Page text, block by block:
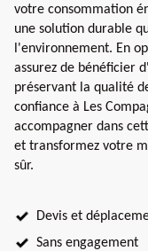
votre consommation
une solution durable
l'environnement. En
assurez de bénéficier
préservant la qualité
confiance à Les
accompagner dans
et transformez votre
sûr.
Devis et
Sans engagement